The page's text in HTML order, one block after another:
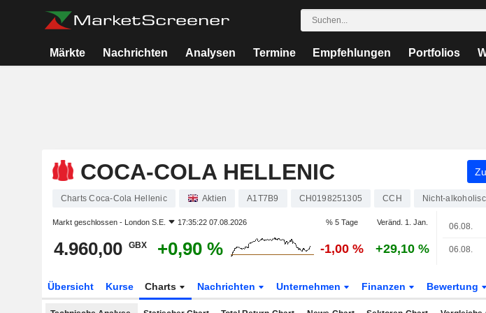
Märkte Nachrichten Analysen Termine Empfehlungen Portfolios
COCA-COLA HELLENIC
Charts Coca-Cola Hellenic Aktien A1T7B9 CH0198251305 CCH Nicht-
Markt geschlossen - London S.E. 17:35:22 07.08.2026 % 5 Tage Veränd. 1. Jan.
4.960,00 GBX +0,90 % -1,00 % +29,10 %
06.08.
06.08.
Übersicht Kurse Charts Nachrichten Unternehmen Finanzen Bewertung